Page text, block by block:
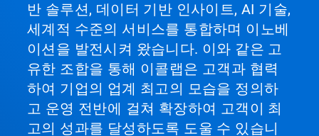
반 솔루션, 데이터 기반 인사이트, AI 기술,
세계적 수준의 서비스를 통합하며 이노베
이션을 발전시켜 왔습니다. 이와 같은 고
유한 조합을 통해 이콜랩은 고객과 협력
하여 기업의 업계 최고의 모습을 정의하
고 운영 전반에 걸쳐 확장하여 고객이 최
고의 성과를 달성하도록 도울 수 있습니